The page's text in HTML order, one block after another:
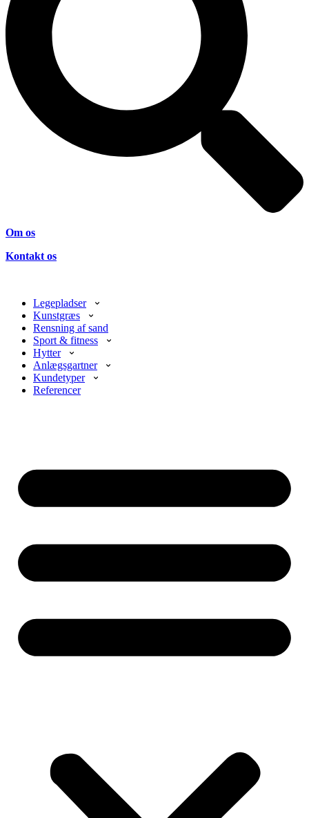
Om os
Kontakt os
Legepladser
Kunstgræs
Rensning af sand
Sport & fitness
Hytter
Anlægsgartner
Kundetyper
Referencer